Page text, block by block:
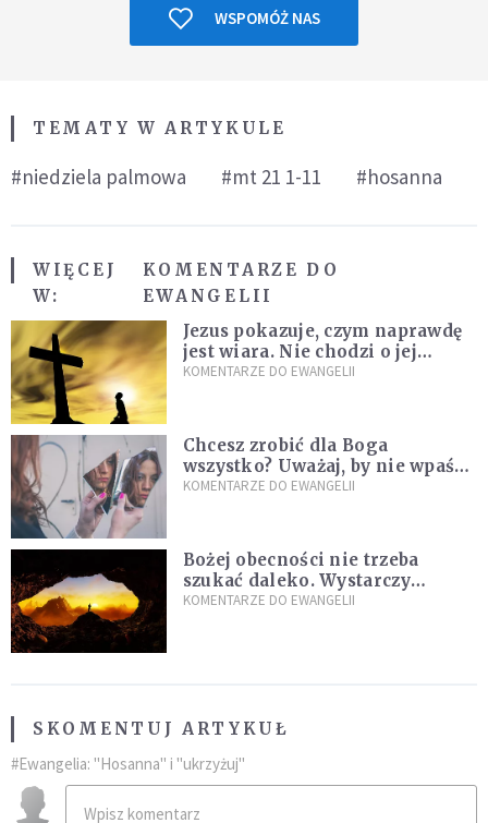
WSPOMÓŻ NAS
TEMATY W ARTYKULE
#niedziela palmowa #mt 21 1-11 #hosanna
WIĘCEJ
W:
KOMENTARZE DO
EWANGELII
Jezus pokazuje, czym naprawdę
jest wiara. Nie chodzi o jej
wielkość
KOMENTARZE DO EWANGELII
Chcesz zrobić dla Boga
wszystko? Uważaj, by nie wpaść
w groźną pułapkę
KOMENTARZE DO EWANGELII
Bożej obecności nie trzeba
szukać daleko. Wystarczy
nauczyć się słuchać
KOMENTARZE DO EWANGELII
SKOMENTUJ ARTYKUŁ
#Ewangelia: "Hosanna" i "ukrzyżuj"